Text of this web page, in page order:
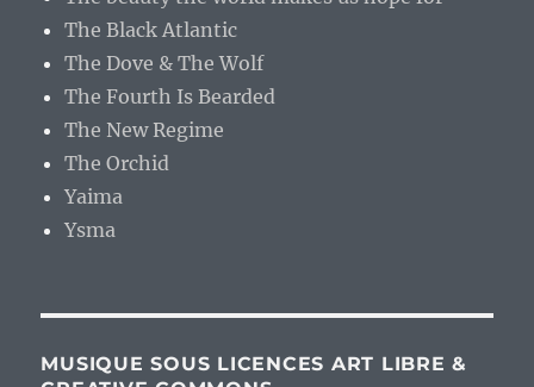
The Black Atlantic
The Dove & The Wolf
The Fourth Is Bearded
The New Regime
The Orchid
Yaima
Ysma
MUSIQUE SOUS LICENCES ART LIBRE &